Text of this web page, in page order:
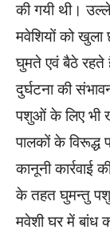
की गयी थी।
मवेशियों को
घुमते एवं बैठे रहते
दुर्घटना की
पशुओं के लिए भी
पालकों के
कानूनी कार्रवाई
के तहत घुमन्तु
मवेशी घर में बांध